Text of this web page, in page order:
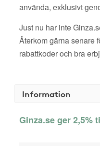
använda, exklusivt
Just nu har inte
Återkom gärna senare
rabattkoder och bra
Information
Ginza.se ger 2,5%